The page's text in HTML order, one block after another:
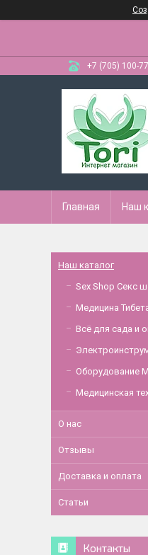
+7 (705) 100-
Главная Наш
Наш каталог
Sex Shop Секс
Медицина
Всё для сада и
Оборудование
Медицинская
О нас
Отзывы
Доставка и оплата
Статьи
Контакты